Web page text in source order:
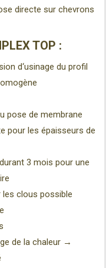
directe sur chevrons
TOP :
d‘usinage du profil
pose de membrane
pour les épaisseurs de
3 mois pour une
les clous possible
de la chaleur →